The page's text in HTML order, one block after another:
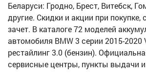
Беларуси: Гродно, Брест, Витебск,
другие. Скидки и акции при
зачет. В каталоге 72 моделей
автомобиля BMW 3 серии 2015-2020
рестайлинг 3.0 (бензин).
сервисные центры, пункты выдачи